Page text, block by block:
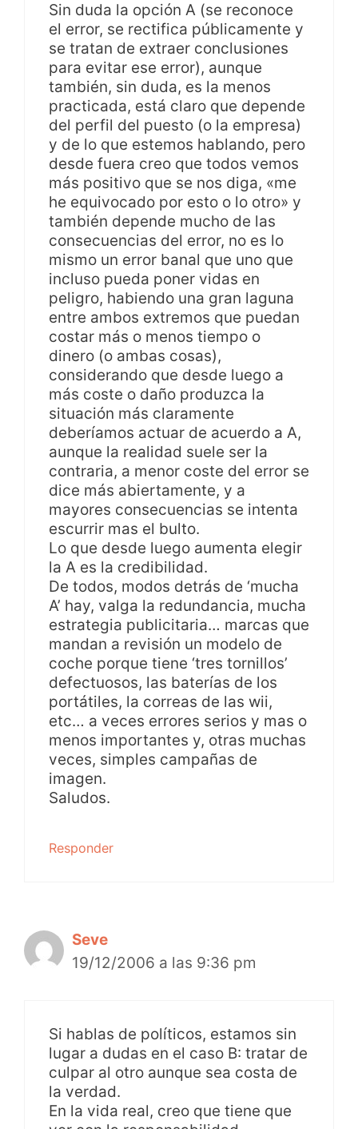
Sin duda la opción A (se reconoce
el error, se rectifica públicamente y
se tratan de extraer conclusiones
para evitar ese error), aunque
también, sin duda, es la menos
practicada, está claro que depende
del perfil del puesto (o la empresa)
y de lo que estemos hablando, pero
desde fuera creo que todos vemos
más positivo que se nos diga, «me
he equivocado por esto o lo otro» y
también depende mucho de las
consecuencias del error, no es lo
mismo un error banal que uno que
incluso pueda poner vidas en
peligro, habiendo una gran laguna
entre ambos extremos que puedan
costar más o menos tiempo o
dinero (o ambas cosas),
considerando que desde luego a
más coste o daño produzca la
situación más claramente
deberíamos actuar de acuerdo a A,
aunque la realidad suele ser la
contraria, a menor coste del error se
dice más abiertamente, y a
mayores consecuencias se intenta
escurrir mas el bulto.
Lo que desde luego aumenta elegir
la A es la credibilidad.
De todos, modos detrás de ‘mucha
A’ hay, valga la redundancia, mucha
estrategia publicitaria… marcas que
mandan a revisión un modelo de
coche porque tiene ‘tres tornillos’
defectuosos, las baterías de los
portátiles, la correas de las wii,
etc… a veces errores serios y mas o
menos importantes y, otras muchas
veces, simples campañas de
imagen.
Saludos.
Responder
Seve
19/12/2006 a las 9:36 pm
Si hablas de políticos, estamos sin
lugar a dudas en el caso B: tratar de
culpar al otro aunque sea costa de
la verdad.
En la vida real, creo que tiene que